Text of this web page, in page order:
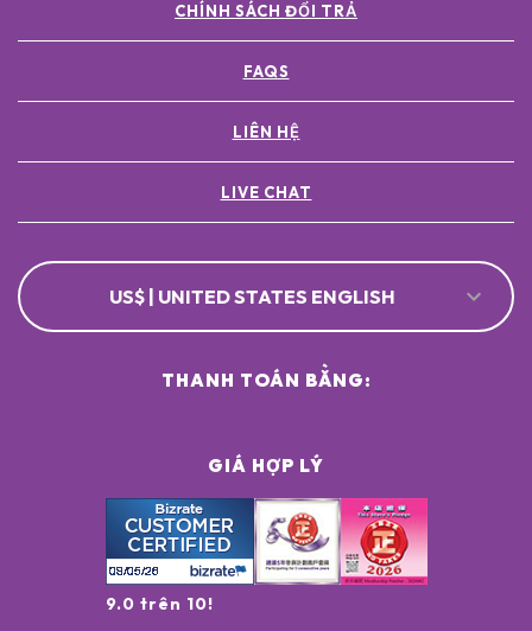
CHÍNH SÁCH ĐỔI TRẢ
FAQS
LIÊN HỆ
LIVE CHAT
US$ | UNITED STATES ENGLISH
GIÁ HỢP LÝ
9.0 trên 10!
THANH TOÁN BẰNG: